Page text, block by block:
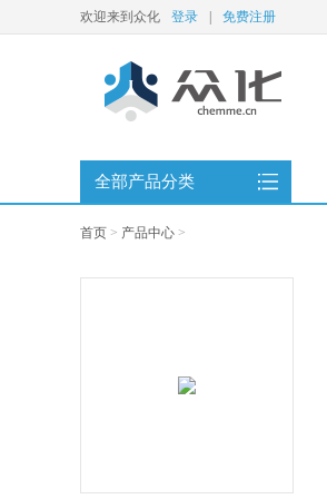
欢迎来到众化 登录 免费注册
全部产品分类
首页 > 产品中心 >